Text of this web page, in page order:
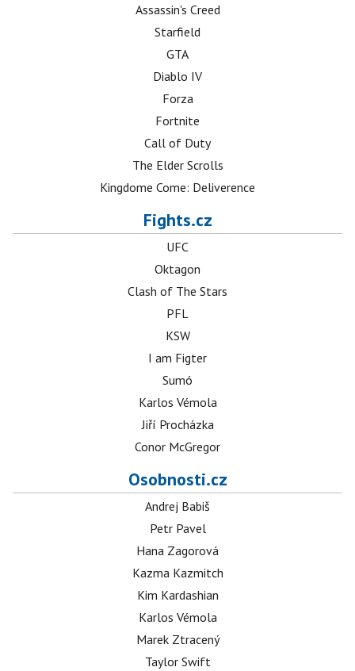
Assassin's Creed
Starfield
GTA
Diablo IV
Forza
Fortnite
Call of Duty
The Elder Scrolls
Kingdome Come: Deliverence
Fights.cz
UFC
Oktagon
Clash of The Stars
PFL
KSW
I am Figter
Sumó
Karlos Vémola
Jiří Procházka
Conor McGregor
Osobnosti.cz
Andrej Babiš
Petr Pavel
Hana Zagorová
Kazma Kazmitch
Kim Kardashian
Karlos Vémola
Marek Ztracený
Taylor Swift